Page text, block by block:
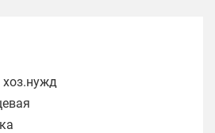
хоз.нужд